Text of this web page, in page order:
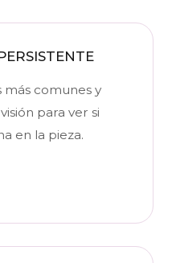
más comunes y
para ver si
en la pieza.